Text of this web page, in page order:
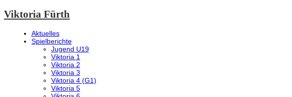
Viktoria Fürth
Aktuelles
Spielberichte
Jugend U19
Viktoria 1
Viktoria 2
Viktoria 3
Viktoria 4 (G1)
Viktoria 5